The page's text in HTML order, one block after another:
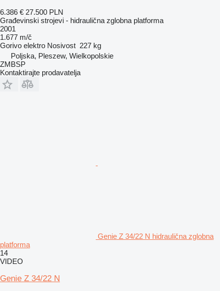
6.386 € 27.500 PLN
Građevinski strojevi - hidraulična zglobna platforma
2001
1.677 m/č
Gorivo elektro Nosivost 227 kg
Poljska, Pleszew, Wielkopolskie
ZMBSP
Kontaktirajte prodavatelja
Genie Z 34/22 N hidraulična zglobna
platforma
14
VIDEO
Genie Z 34/22 N